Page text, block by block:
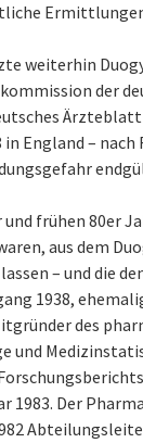
weiterhin
der
Ärzteblatt
England –
und frühen 80er
aus dem
– und die
1938,
des
und
1983. Der